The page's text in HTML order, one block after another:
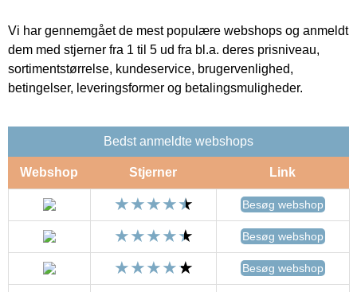
Vi har gennemgået de mest populære webshops og anmeldt
dem med stjerner fra 1 til 5 ud fra bl.a. deres prisniveau,
sortimentstørrelse, kundeservice, brugervenlighed,
betingelser, leveringsformer og betalingsmuligheder.
Bedst anmeldte webshops
Webshop Stjerner Link
Besøg webshop
Besøg webshop
Besøg webshop